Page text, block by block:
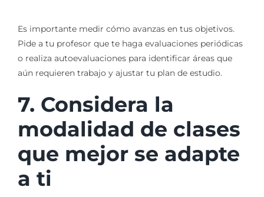
Es importante medir cómo avanzas en tus objetivos.
Pide a tu profesor que te haga evaluaciones periódicas
o realiza autoevaluaciones para identificar áreas que
aún requieren trabajo y ajustar tu plan de estudio.
7. Considera la
modalidad de clases
que mejor se adapte
a ti